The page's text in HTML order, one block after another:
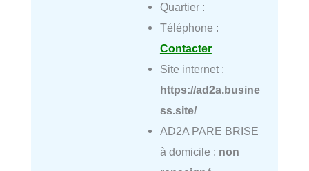
Quartier :
Téléphone :
Contacter
Site internet :
https://ad2a.busine
ss.site/
AD2A PARE BRISE
à domicile : non